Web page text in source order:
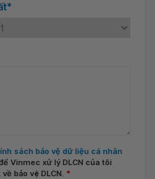
sách bảo vệ dữ liệu cá nhân
Vinmec xử lý DLCN của tôi
bảo vệ DLCN. *